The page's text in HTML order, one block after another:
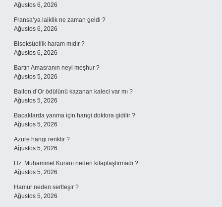
Ağustos 6, 2026
Fransa’ya laiklik ne zaman geldi ?
Ağustos 6, 2026
Biseksüellik haram mıdır ?
Ağustos 6, 2026
Bartın Amasranın neyi meşhur ?
Ağustos 5, 2026
Ballon d’Or ödülünü kazanan kaleci var mı ?
Ağustos 5, 2026
Bacaklarda yanma için hangi doktora gidilir ?
Ağustos 5, 2026
Azure hangi renktir ?
Ağustos 5, 2026
Hz. Muhammet Kuranı neden kitaplaştırmadı ?
Ağustos 5, 2026
Hamur neden sertleşir ?
Ağustos 5, 2026